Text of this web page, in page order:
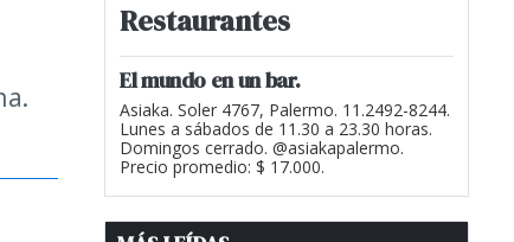
Restaurantes
El mundo en un bar.
Asiaka. Soler 4767, Palermo. 11.2492-8244.
Lunes a sábados de 11.30 a 23.30 horas.
Domingos cerrado. @asiakapalermo.
Precio promedio: $ 17.000.